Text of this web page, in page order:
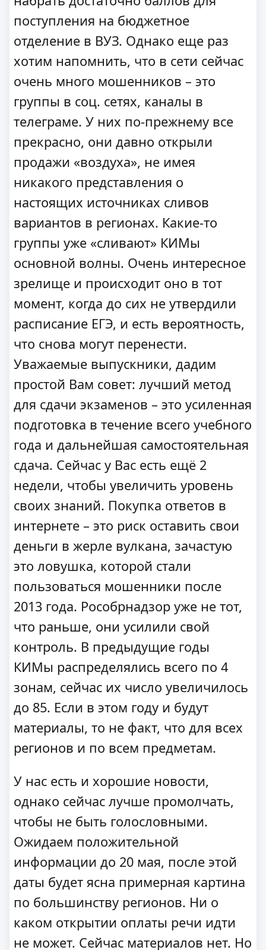
поступления на бюджетное
отделение в ВУЗ. Однако еще раз
хотим напомнить, что в сети сейчас
очень много мошенников – это
группы в соц. сетях, каналы в
телеграме. У них по-прежнему все
прекрасно, они давно открыли
продажи «воздуха», не имея
никакого представления о
настоящих источниках сливов
вариантов в регионах. Какие-то
группы уже «сливают» КИМы
основной волны. Очень интересное
зрелище и происходит оно в тот
момент, когда до сих не утвердили
расписание ЕГЭ, и есть вероятность,
что снова могут перенести.
Уважаемые выпускники, дадим
простой Вам совет: лучший метод
для сдачи экзаменов – это усиленная
подготовка в течение всего учебного
года и дальнейшая самостоятельная
сдача. Сейчас у Вас есть ещё 2
недели, чтобы увеличить уровень
своих знаний. Покупка ответов в
интернете – это риск оставить свои
деньги в жерле вулкана, зачастую
это ловушка, которой стали
пользоваться мошенники после
2013 года. Рособрнадзор уже не тот,
что раньше, они усилили свой
контроль. В предыдущие годы
КИМы распределялись всего по 4
зонам, сейчас их число увеличилось
до 85. Если в этом году и будут
материалы, то не факт, что для всех
регионов и по всем предметам.
У нас есть и хорошие новости,
однако сейчас лучше промолчать,
чтобы не быть голословными.
Ожидаем положительной
информации до 20 мая, после этой
даты будет ясна примерная картина
по большинству регионов. Ни о
каком открытии оплаты речи идти
не может. Сейчас материалов нет. Но